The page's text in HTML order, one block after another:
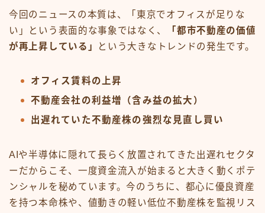
今回のニュースの本質は、「東京でオフィスが足りな
い」という表面的な事象ではなく、
「都市不動産の価値
が再上昇している」
という大きなトレンドの発生です。
オフィス賃料の上昇
不動産会社の利益増（含み益の拡大）
出遅れていた不動産株の強烈な見直し買い
AIや半導体に隠れて長らく放置されてきた出遅れセクタ
ーだからこそ、一度資金流入が始まると大きく動くポテ
ンシャルを秘めています。今のうちに、都心に優良資産
を持つ本命株や、値動きの軽い低位不動産株を監視リス